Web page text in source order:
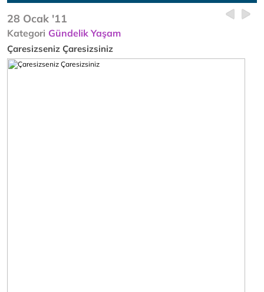
28 Ocak '11
Kategori Gündelik Yaşam
Çaresizseniz Çaresizsiniz